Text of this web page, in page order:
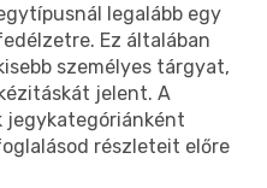
legalább egy
Ez általában
személyes tárgyat,
jelent. A
jegykategóriánként
részleteit előre